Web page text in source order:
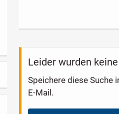
Leider wurden
Speichere diese Suche
E-Mail.